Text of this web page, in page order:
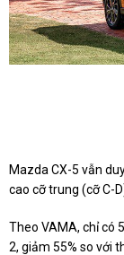
Mazda CX-5 vẫn
cao cỡ trung (cỡ C-
Theo VAMA, chỉ có
2, giảm 55% so với